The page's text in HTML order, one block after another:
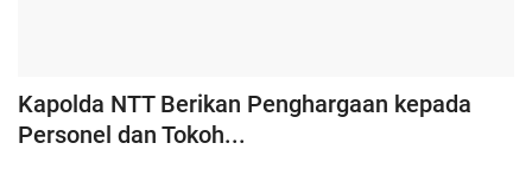
Kapolda NTT Berikan Penghargaan kepada
Personel dan Tokoh...